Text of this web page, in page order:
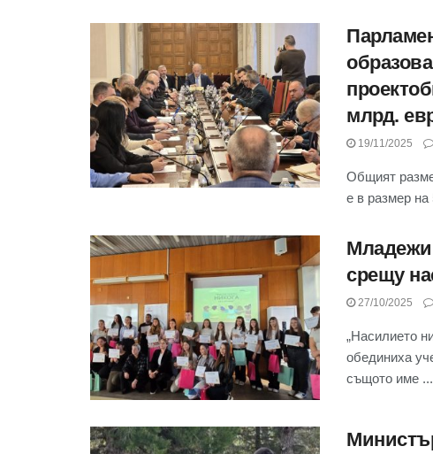
млрд.
19/11/2025
Общият
е в размер
Младежи
срещу
27/10/2025
„Насилието
обединиха
същото име ...